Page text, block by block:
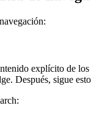
explícito de
Después, sigue